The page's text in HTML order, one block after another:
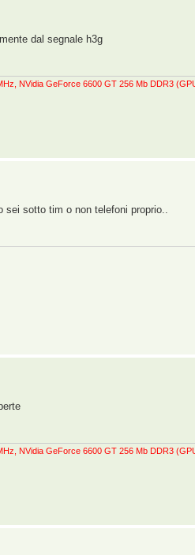
dal segnale h3g
NVidia GeForce 6600 GT 256 Mb DDR3
sotto tim o non telefoni proprio..
NVidia GeForce 6600 GT 256 Mb DDR3